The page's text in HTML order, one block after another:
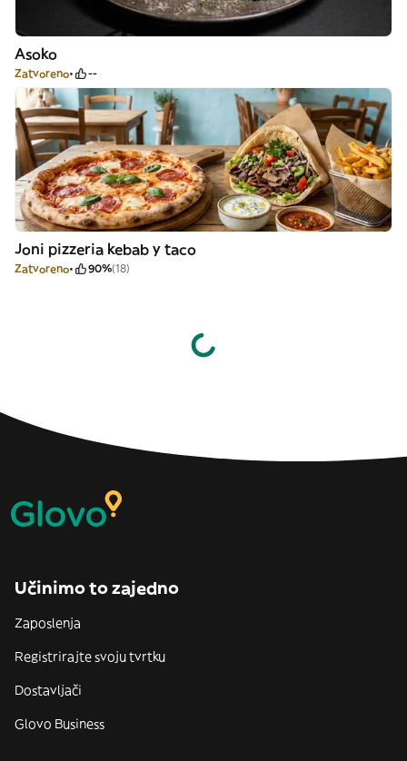
Asoko
Zatvoreno --
Joni pizzeria kebab y taco
Zatvoreno 90%(18)
Učinimo to zajedno
Zaposlenja
Registrirajte svoju tvrtku
Dostavljači
Glovo Business